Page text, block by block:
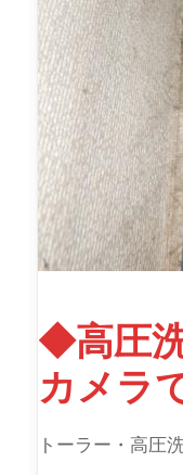
◆高圧
カメラ
トーラー・高圧